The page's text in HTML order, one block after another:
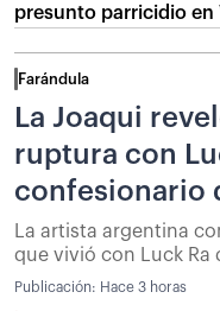
presunto parricidio en
Farándula
La Joaqui
ruptura con
confesionario
La artista argentina
que vivió con Luck Ra
Publicación: Hace 3 horas